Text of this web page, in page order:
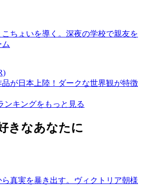
ちょいを導く。深夜の学校で親友を
が日本上陸！ダークな世界観が特徴
ンキングをもっと見る
きなあなたに
真実を暴き出す。ヴィクトリア朝様